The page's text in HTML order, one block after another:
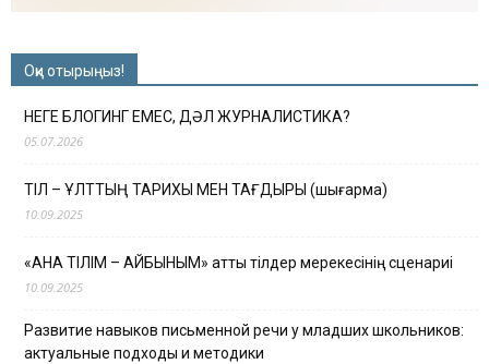
Оқи отырыңыз!
НЕГЕ БЛОГИНГ ЕМЕС, ДӘЛ ЖУРНАЛИСТИКА?
05.07.2026
ТІЛ – ҰЛТТЫҢ ТАРИХЫ МЕН ТАҒДЫРЫ (шығарма)
10.09.2025
«АНА ТІЛІМ – АЙБЫНЫМ» атты тілдер мерекесінің сценариі
10.09.2025
Развитие навыков письменной речи у младших школьников:
актуальные подходы и методики